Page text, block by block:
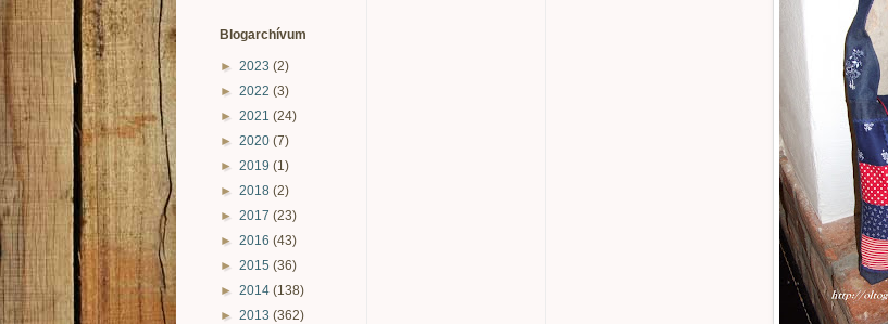
Blogarchívum
► 2023 (2)
► 2022 (3)
► 2021 (24)
► 2020 (7)
► 2019 (1)
► 2018 (2)
► 2017 (23)
► 2016 (43)
► 2015 (36)
► 2014 (138)
► 2013 (362)